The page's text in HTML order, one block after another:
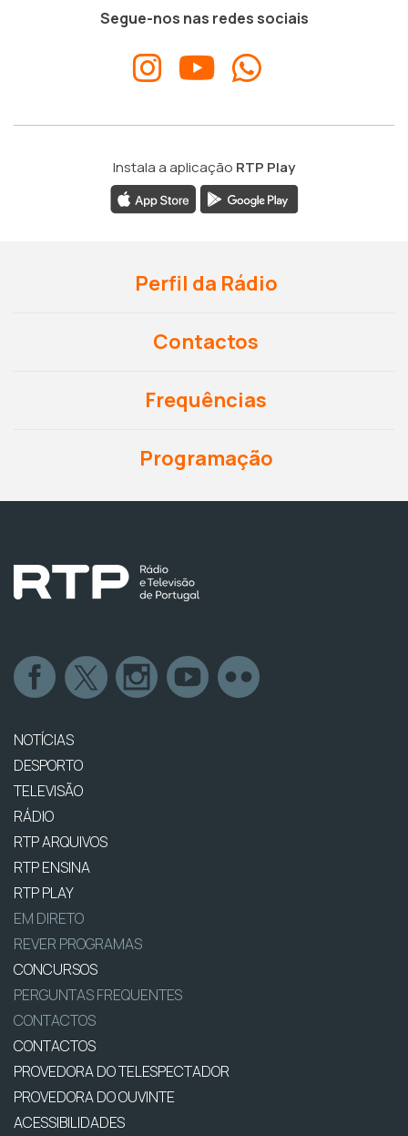
Segue-nos nas redes sociais
Instala a aplicação RTP Play
Perfil da Rádio
Contactos
Frequências
Programação
NOTÍCIAS
DESPORTO
TELEVISÃO
RÁDIO
RTP ARQUIVOS
RTP ENSINA
RTP PLAY
EM DIRETO
REVER PROGRAMAS
CONCURSOS
PERGUNTAS FREQUENTES
CONTACTOS
CONTACTOS
PROVEDORA DO TELESPECTADOR
PROVEDORA DO OUVINTE
ACESSIBILIDADES